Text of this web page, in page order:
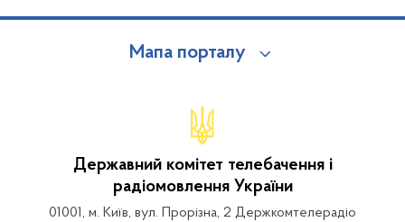
Мапа порталу
Державний комітет телебачення і
радіомовлення України
01001, м. Київ, вул. Прорізна, 2 Держкомтелерадіо